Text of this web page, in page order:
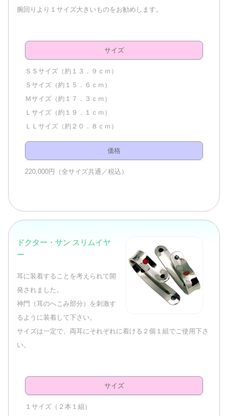
腕回りより１サイズ大きいものをお勧めします。
サイズ
ＳＳサイズ（約１３．９ｃｍ）
Ｓサイズ（約１５．６ｃｍ）
Ｍサイズ（約１７．３ｃｍ）
Ｌサイズ（約１９．１ｃｍ）
ＬＬサイズ（約２０．８ｃｍ）
価格
220,000円（全サイズ共通／税込）
ドクター・サン スリムイヤ
ー
耳に装着することを考えられて開
発されました。
神門（耳のへこみ部分）を刺激す
るように装着して下さい。
サイズは一定で、両耳にそれぞれに着ける２個１組でご使用下さ
い。
サイズ
１サイズ（２本１組）